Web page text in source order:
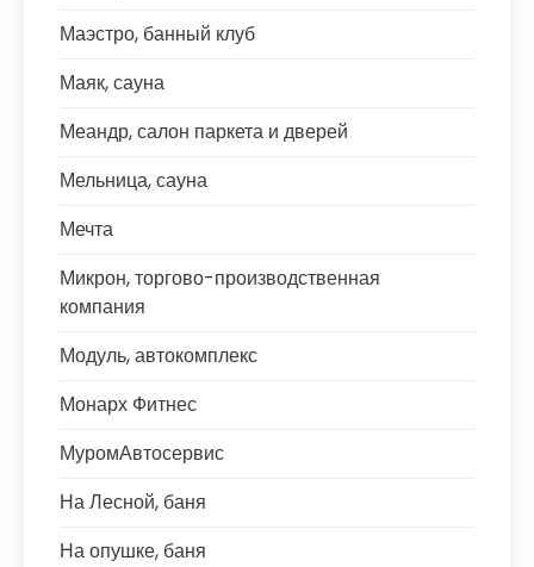
Маэстро, банный клуб
Маяк, сауна
Меандр, салон паркета и дверей
Мельница, сауна
Мечта
Микрон, торгово-производственная
компания
Модуль, автокомплекс
Монарх Фитнес
МуромАвтосервис
На Лесной, баня
На опушке, баня